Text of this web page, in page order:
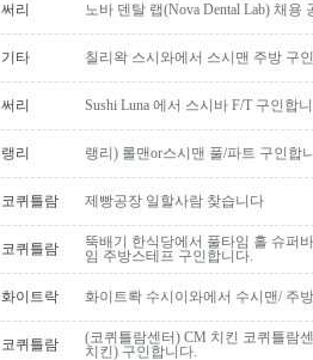
써리 노바 덴탈 랩(Nova Dental Lab) 채용
기타 칠리왁 스시와에서 스시맨 주방 구
써리 Sushi Luna 에서 스시바 F/T 구인합
랭리 랭리) 롤맨or스시맨 풀/파트 구인합
코퀴틀람 제빵공장 일할사람 찾습니다
코퀴틀람
뚝배기 한식당에서 풀타임 홀 슈퍼
임 주방스테프 구인합니다.
화이트락 화이트롹 수시이와에서 수시맨/ 주
코퀴틀람
(코퀴틀람센터) CM 치킨 코퀴틀람
치킨) 구인합니다.